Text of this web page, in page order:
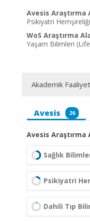
Avesis Araştırma
Psikiyatri Hemşireliği
WoS Araştırma
Yaşam Bilimleri
Akademik
Avesis 26
Avesis Araştırma
Sağlık
Psikiyatri
Dahili Tıp